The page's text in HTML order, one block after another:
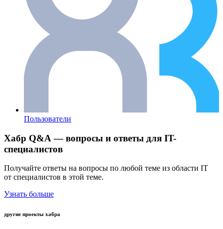
Пользователи
Хабр Q&A — вопросы и ответы для IT-
специалистов
Получайте ответы на вопросы по любой теме из области IT
от специалистов в этой теме.
Узнать больше
другие проекты хабра